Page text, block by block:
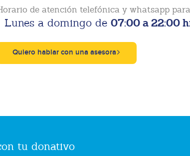
de atención telefónica y whatsapp
Lunes a domingo de 07:00 a 22:00
Quiero hablar con una asesora
tu donativo